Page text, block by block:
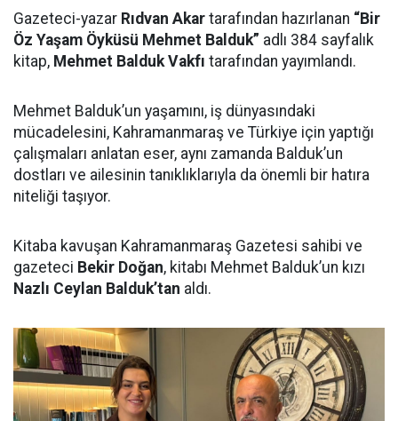
Gazeteci-yazar Rıdvan Akar tarafından hazırlanan “Bir
Öz Yaşam Öyküsü Mehmet Balduk” adlı 384 sayfalık
kitap, Mehmet Balduk Vakfı tarafından yayımlandı.
Mehmet Balduk’un yaşamını, iş dünyasındaki
mücadelesini, Kahramanmaraş ve Türkiye için yaptığı
çalışmaları anlatan eser, aynı zamanda Balduk’un
dostları ve ailesinin tanıklıklarıyla da önemli bir hatıra
niteliği taşıyor.
Kitaba kavuşan Kahramanmaraş Gazetesi sahibi ve
gazeteci Bekir Doğan, kitabı Mehmet Balduk’un kızı
Nazlı Ceylan Balduk’tan aldı.